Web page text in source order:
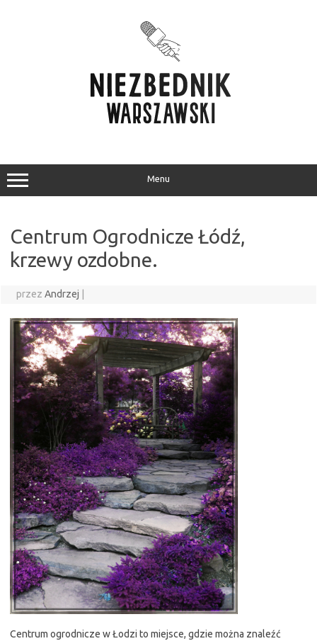
Menu
Centrum Ogrodnicze Łódź,
krzewy ozdobne.
przez Andrzej
Centrum ogrodnicze w Łodzi to miejsce, gdzie można znaleźć